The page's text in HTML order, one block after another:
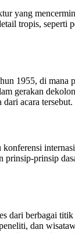
yang
tropis,
1955, di
gerakan
acara tersebut.
prinsip
berbagai
dan